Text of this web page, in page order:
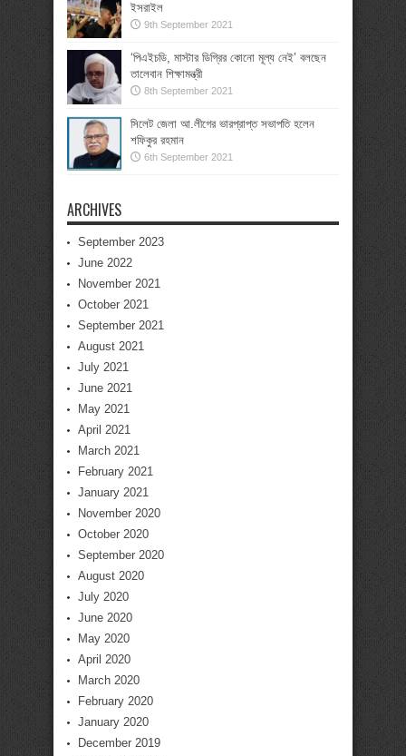
ইসরাইল
9th September 2021
‘পিএইচডি, মাস্টার ডিগ্রির কোনো মূল্য নেই’ বলছেন
তালেবান শিক্ষামন্ত্রী
8th September 2021
সিলেট জেলা আ.লীগের ভারপ্রাপ্ত সভাপতি হলেন
শফিকুর রহমান
6th September 2021
ARCHIVES
September 2023
June 2022
November 2021
October 2021
September 2021
August 2021
July 2021
June 2021
May 2021
April 2021
March 2021
February 2021
January 2021
November 2020
October 2020
September 2020
August 2020
July 2020
June 2020
May 2020
April 2020
March 2020
February 2020
January 2020
December 2019